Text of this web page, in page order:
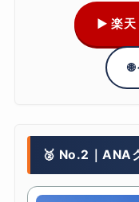
▶ 楽天
🥈 No.2｜ANA